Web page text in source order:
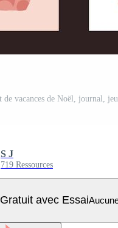
S J
719 Ressources
Gratuit avec Essai